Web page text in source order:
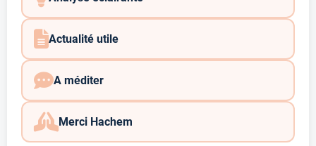
Actualité utile
A méditer
Merci Hachem